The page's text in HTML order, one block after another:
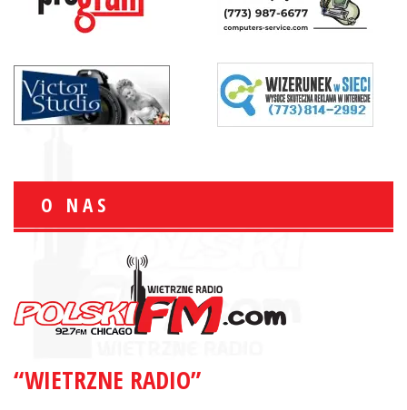
O NAS
“WIETRZNE RADIO”